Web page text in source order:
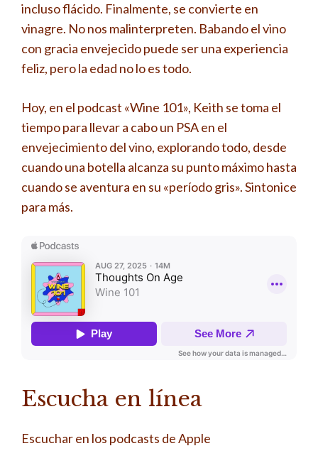
incluso flácido. Finalmente, se convierte en
vinagre. No nos malinterpreten. Babando el vino
con gracia envejecido puede ser una experiencia
feliz, pero la edad no lo es todo.
Hoy, en el podcast «Wine 101», Keith se toma el
tiempo para llevar a cabo un PSA en el
envejecimiento del vino, explorando todo, desde
cuando una botella alcanza su punto máximo hasta
cuando se aventura en su «período gris». Sintonice
para más.
Escucha en línea
Escuchar en los podcasts de Apple